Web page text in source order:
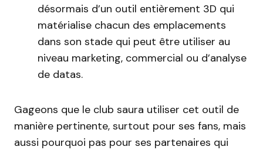
désormais d’un outil entièrement 3D qui
matérialise chacun des emplacements
dans son stade qui peut être utiliser au
niveau marketing, commercial ou d’analyse
de datas.
Gageons que le club saura utiliser cet outil de
manière pertinente, surtout pour ses fans, mais
aussi pourquoi pas pour ses partenaires qui